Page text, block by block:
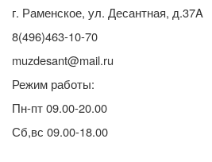
г. Раменское, ул. Десантная, д.37A
8(496)463-10-70
muzdesant@mail.ru
Режим работы:
Пн-пт 09.00-20.00
Сб,вс 09.00-18.00